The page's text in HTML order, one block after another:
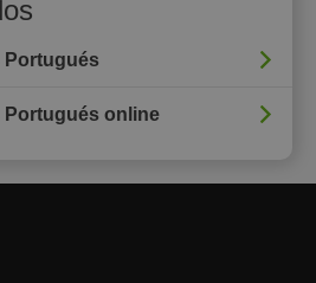
Portugués
online